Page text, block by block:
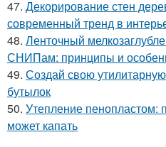
47. Декорирование стен
современный тренд в
48. Ленточный
СНИПам: принципы и
49. Создай свою
бутылок
50. Утепление пенопластом:
может капать